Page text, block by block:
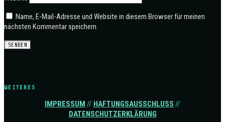
Name, E-Mail-Adresse und Website in diesem Browser für meinen
nächsten Kommentar speichern.
WEITERES
IMPRESSUM // HAFTUNGSAUSSCHLUSS //
DATENSCHUTZERKLÄRUNG